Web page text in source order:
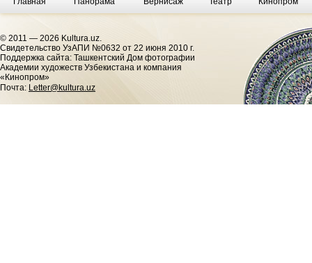
© 2011 — 2026 Kultura.uz.
Cвидетельство УзАПИ №0632 от 22 июня 2010 г.
Поддержка сайта: Ташкентский Дом фотографии
Академии художеств Узбекистана и компания
«Кинопром»
Почта: Letter@kultura.uz